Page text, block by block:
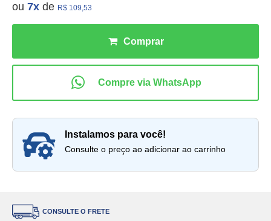
ou 7x de R$ 109,53
instalamos para você!
Consulte o preço ao adicionar ao carrinho
CONSULTE O FRETE